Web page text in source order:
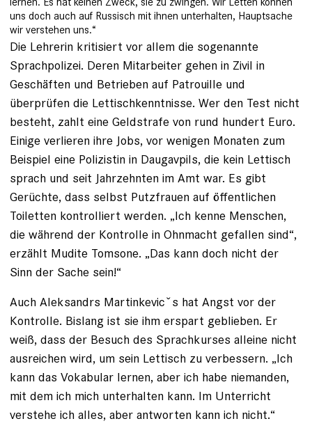
uns doch auch auf Russisch mit ihnen unterhalten, Hauptsache
wir verstehen uns.“
Die Lehrerin kritisiert vor allem die sogenannte
Sprachpolizei. Deren Mitarbeiter gehen in Zivil in
Geschäften und Betrieben auf Patrouille und
überprüfen die Lettischkenntnisse. Wer den Test nicht
besteht, zahlt eine Geldstrafe von rund hundert Euro.
Einige verlieren ihre Jobs, vor wenigen Monaten zum
Beispiel eine Polizistin in Daugavpils, die kein Lettisch
sprach und seit Jahrzehnten im Amt war. Es gibt
Gerüchte, dass selbst Putzfrauen auf öffentlichen
Toiletten kontrolliert werden. „Ich kenne Menschen,
die während der Kontrolle in Ohnmacht gefallen sind“,
erzählt Mudite Tomsone. „Das kann doch nicht der
Sinn der Sache sein!“
Auch Aleksandrs Martinkevicˇs hat Angst vor der
Kontrolle. Bislang ist sie ihm erspart geblieben. Er
weiß, dass der Besuch des Sprachkurses alleine nicht
ausreichen wird, um sein Lettisch zu verbessern. „Ich
kann das Vokabular lernen, aber ich habe niemanden,
mit dem ich mich unterhalten kann. Im Unterricht
verstehe ich alles, aber antworten kann ich nicht.“